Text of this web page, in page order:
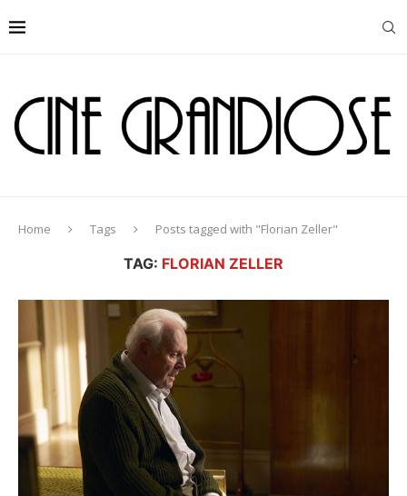
Home Tags Posts tagged with "Florian Zeller"
TAG: FLORIAN ZELLER